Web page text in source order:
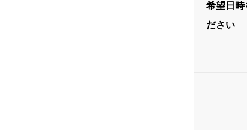
希望日時
ださい